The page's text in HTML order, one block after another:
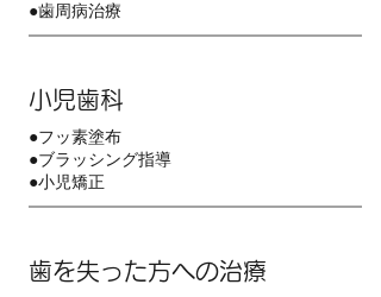
●歯周病治療
小児歯科
●フッ素塗布
●ブラッシング指導
●小児矯正
歯を失った方への治療